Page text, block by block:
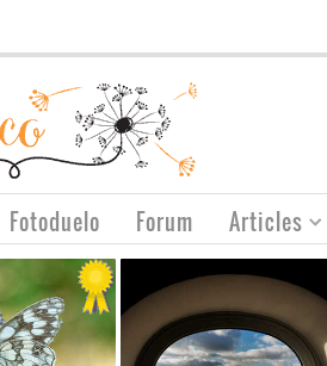
Fotoduelo Forum Articles